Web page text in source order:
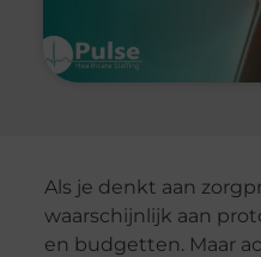
Als je denkt aan
waarschijnlijk aan
en budgetten. Maar